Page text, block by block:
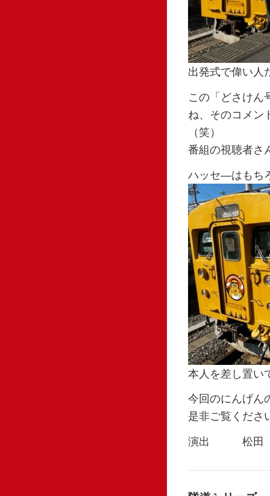
出発式で偉い人
この「どさけん
ね、そのコメン
（笑）
番組の視聴者さ
ハッセ―はもち
本人を差し置い
今回のにんげん
是非ご覧くださ
演出 松田